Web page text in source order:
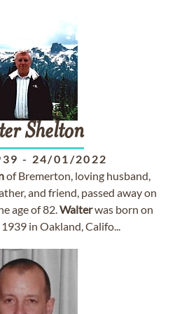
Shelton
- 24/01/2022
of Bremerton, loving husband,
and friend, passed away on
age of 82.Walterwas born on
in Oakland, Califo...